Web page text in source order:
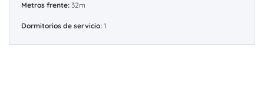
Metros frente: 32m
Dormitorios de servicio: 1